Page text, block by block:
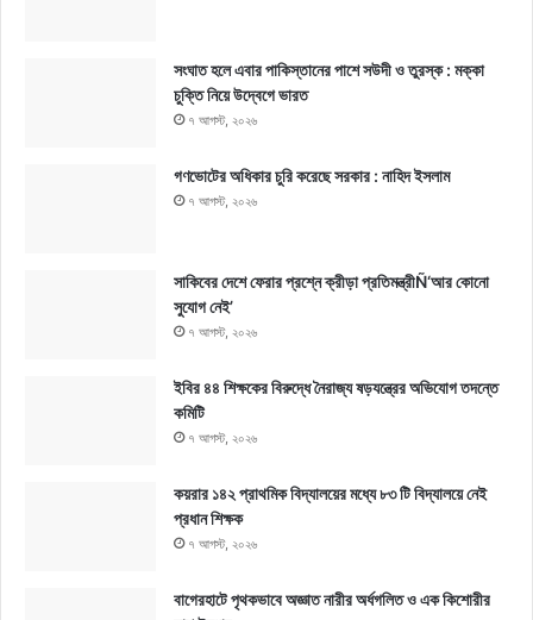
সংঘাত হলে এবার পাকিস্তানের পাশে সউদী ও তুরস্ক : মক্কা
চুক্তি নিয়ে উদ্বেগে ভারত
৭ আগস্ট, ২০২৬
গণভোটের অধিকার চুরি করেছে সরকার : নাহিদ ইসলাম
৭ আগস্ট, ২০২৬
সাকিবের দেশে ফেরার প্রশ্নে ক্রীড়া প্রতিমন্ত্রীÑ‘আর কোনো
সুযোগ নেই’
৭ আগস্ট, ২০২৬
ইবির ৪৪ শিক্ষকের বিরুদ্ধে নৈরাজ্য ষড়যন্ত্রের অভিযোগ তদন্তে
কমিটি
৭ আগস্ট, ২০২৬
কয়রার ১৪২ প্রাথমিক বিদ্যালয়ের মধ্যে ৮৩ টি বিদ্যালয়ে নেই
প্রধান শিক্ষক
৭ আগস্ট, ২০২৬
বাগেরহাটে পৃথকভাবে অজ্ঞাত নারীর অর্ধগলিত ও এক কিশোরীর